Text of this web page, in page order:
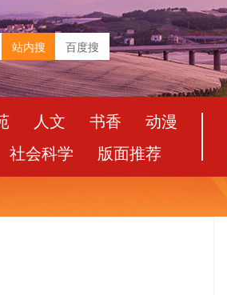
站内搜 百度搜
人文 书香
动漫
社会科学 版面推荐